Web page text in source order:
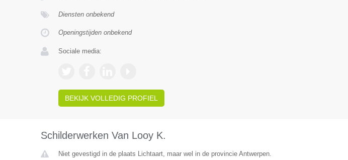
Diensten onbekend
Openingstijden onbekend
Sociale media:
BEKIJK VOLLEDIG PROFIEL
Schilderwerken Van Looy K.
Niet gevestigd in de plaats Lichtaart, maar wel in de provincie Antwerpen.